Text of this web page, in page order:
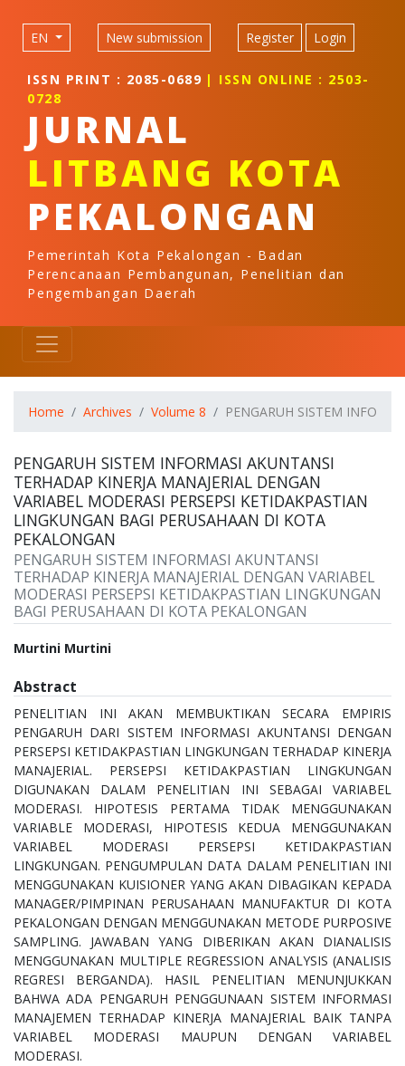
Main Navigation
Main Content
EN New submission Register Login
ISSN PRINT : 2085-0689 | ISSN ONLINE : 2503-
0728
JURNAL
LITBANG KOTA
PEKALONGAN
Pemerintah Kota Pekalongan - Badan
Perencanaan Pembangunan, Penelitian dan
Pengembangan Daerah
Home Archives Volume 8 PENGARUH SISTEM
PENGARUH SISTEM INFORMASI AKUNTANSI
TERHADAP KINERJA MANAJERIAL DENGAN
VARIABEL MODERASI PERSEPSI KETIDAKPASTIAN
LINGKUNGAN BAGI PERUSAHAAN DI KOTA
PEKALONGAN
PENGARUH SISTEM INFORMASI AKUNTANSI
TERHADAP KINERJA MANAJERIAL DENGAN VARIABEL
MODERASI PERSEPSI KETIDAKPASTIAN LINGKUNGAN
BAGI PERUSAHAAN DI KOTA PEKALONGAN
Authors
Murtini Murtini
Abstract
PENELITIAN INI AKAN MEMBUKTIKAN SECARA EMPIRIS
PENGARUH DARI SISTEM INFORMASI AKUNTANSI DENGAN
PERSEPSI KETIDAKPASTIAN LINGKUNGAN TERHADAP KINERJA
MANAJERIAL. PERSEPSI KETIDAKPASTIAN LINGKUNGAN
DIGUNAKAN DALAM PENELITIAN INI SEBAGAI VARIABEL
MODERASI. HIPOTESIS PERTAMA TIDAK MENGGUNAKAN
VARIABLE MODERASI, HIPOTESIS KEDUA MENGGUNAKAN
VARIABEL MODERASI PERSEPSI KETIDAKPASTIAN
LINGKUNGAN. PENGUMPULAN DATA DALAM PENELITIAN INI
MENGGUNAKAN KUISIONER YANG AKAN DIBAGIKAN KEPADA
MANAGER/PIMPINAN PERUSAHAAN MANUFAKTUR DI KOTA
PEKALONGAN DENGAN MENGGUNAKAN METODE PURPOSIVE
SAMPLING. JAWABAN YANG DIBERIKAN AKAN DIANALISIS
MENGGUNAKAN MULTIPLE REGRESSION ANALYSIS (ANALISIS
REGRESI BERGANDA). HASIL PENELITIAN MENUNJUKKAN
BAHWA ADA PENGARUH PENGGUNAAN SISTEM INFORMASI
MANAJEMEN TERHADAP KINERJA MANAJERIAL BAIK TANPA
VARIABEL MODERASI MAUPUN DENGAN VARIABEL
MODERASI.